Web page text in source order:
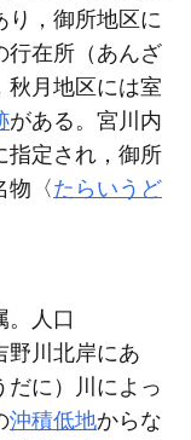
り，御所地区に
行在所（あんざ
秋月地区には室
がある。宮川内
指定され，御所
物〈たらいうど
。人口
野川北岸にあ
だに）川によっ
沖積低地からな